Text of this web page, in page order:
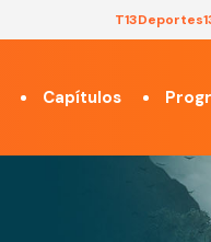
T13
Capítulos